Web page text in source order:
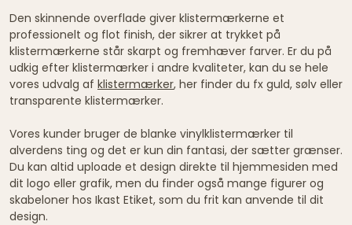
Den skinnende overflade giver klistermærkerne et
professionelt og flot finish, der sikrer at trykket på
klistermærkerne står skarpt og fremhæver farver. Er du på
udkig efter klistermærker i andre kvaliteter, kan du se hele
vores udvalg af klistermærker, her finder du fx guld, sølv eller
transparente klistermærker.
Vores kunder bruger de blanke vinylklistermærker til
alverdens ting og det er kun din fantasi, der sætter grænser.
Du kan altid uploade et design direkte til hjemmesiden med
dit logo eller grafik, men du finder også mange figurer og
skabeloner hos Ikast Etiket, som du frit kan anvende til dit
design.